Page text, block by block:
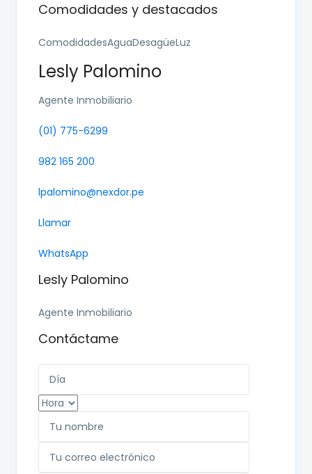
Comodidades y destacados
ComodidadesAguaDesagüeLuz
Lesly Palomino
Agente Inmobiliario
(01) 775-6299
982 165 200
lpalomino@nexdor.pe
Llamar
WhatsApp
Lesly Palomino
Agente Inmobiliario
Contáctame